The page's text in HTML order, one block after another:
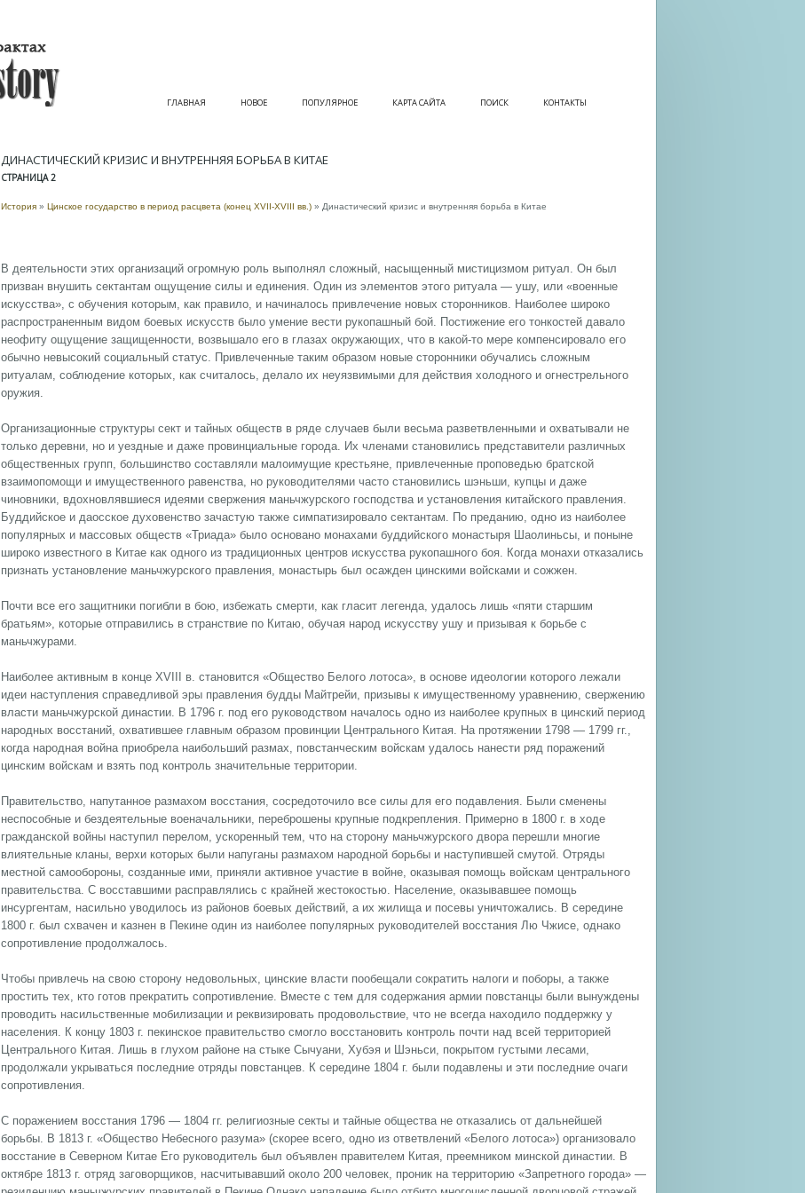
ГЛАВНАЯ НОВОЕ ПОПУЛЯРНОЕ КАРТА САЙТА ПОИСК КОНТАКТЫ
ДИНАСТИЧЕСКИЙ КРИЗИС И ВНУТРЕННЯЯ БОРЬБА В КИТАЕ
СТРАНИЦА 2
История » Цинское государство в период расцвета (конец XVII-XVIII вв.) » Династический кризис и внутренняя борьба в Китае
В деятельности этих организаций огромную роль выполнял сложный, насыщенный мистицизмом ритуал. Он был
призван внушить сектантам ощущение силы и единения. Один из элементов этого ритуала — ушу, или «военные
искусства», с обучения которым, как правило, и начиналось привлечение новых сторонников. Наиболее широко
распространенным видом боевых искусств было умение вести рукопашный бой. Постижение его тонкостей давало
неофиту ощущение защищенности, возвышало его в глазах окружающих, что в какой-то мере компенсировало его
обычно невысокий социальный статус. Привлеченные таким образом новые сторонники обучались сложным
ритуалам, соблюдение которых, как считалось, делало их неуязвимыми для действия холодного и огнестрельного
оружия.
Организационные структуры сект и тайных обществ в ряде случаев были весьма разветвленными и охватывали не
только деревни, но и уездные и даже провинциальные города. Их членами становились представители различных
общественных групп, большинство составляли малоимущие крестьяне, привлеченные проповедью братской
взаимопомощи и имущественного равенства, но руководителями часто становились шэньши, купцы и даже
чиновники, вдохновлявшиеся идеями свержения маньчжурского господства и установления китайского правления.
Буддийское и даосское духовенство зачастую также симпатизировало сектантам. По преданию, одно из наиболее
популярных и массовых обществ «Триада» было основано монахами буддийского монастыря Шаолиньсы, и поныне
широко известного в Китае как одного из традиционных центров искусства рукопашного боя. Когда монахи отказались
признать установление маньчжурского правления, монастырь был осажден цинскими войсками и сожжен.
Почти все его защитники погибли в бою, избежать смерти, как гласит легенда, удалось лишь «пяти старшим
братьям», которые отправились в странствие по Китаю, обучая народ искусству ушу и призывая к борьбе с
маньчжурами.
Наиболее активным в конце XVIII в. становится «Общество Белого лотоса», в основе идеологии которого лежали
идеи наступления справедливой эры правления будды Майтрейи, призывы к имущественному уравнению, свержению
власти маньчжурской династии. В 1796 г. под его руководством началось одно из наиболее крупных в цинский период
народных восстаний, охватившее главным образом провинции Центрального Китая. На протяжении 1798 — 1799 гг.,
когда народная война приобрела наибольший размах, повстанческим войскам удалось нанести ряд поражений
цинским войскам и взять под контроль значительные территории.
Правительство, напутанное размахом восстания, сосредоточило все силы для его подавления. Были сменены
неспособные и бездеятельные военачальники, переброшены крупные подкрепления. Примерно в 1800 г. в ходе
гражданской войны наступил перелом, ускоренный тем, что на сторону маньчжурского двора перешли многие
влиятельные кланы, верхи которых были напуганы размахом народной борьбы и наступившей смутой. Отряды
местной самообороны, созданные ими, приняли активное участие в войне, оказывая помощь войскам центрального
правительства. С восставшими расправлялись с крайней жестокостью. Население, оказывавшее помощь
инсургентам, насильно уводилось из районов боевых действий, а их жилища и посевы уничтожались. В середине
1800 г. был схвачен и казнен в Пекине один из наиболее популярных руководителей восстания Лю Чжисе, однако
сопротивление продолжалось.
Чтобы привлечь на свою сторону недовольных, цинские власти пообещали сократить налоги и поборы, а также
простить тех, кто готов прекратить сопротивление. Вместе с тем для содержания армии повстанцы были вынуждены
проводить насильственные мобилизации и реквизировать продовольствие, что не всегда находило поддержку у
населения. К концу 1803 г. пекинское правительство смогло восстановить контроль почти над всей территорией
Центрального Китая. Лишь в глухом районе на стыке Сычуани, Хубэя и Шэньси, покрытом густыми лесами,
продолжали укрываться последние отряды повстанцев. К середине 1804 г. были подавлены и эти последние очаги
сопротивления.
С поражением восстания 1796 — 1804 гг. религиозные секты и тайные общества не отказались от дальнейшей
борьбы. В 1813 г. «Общество Небесного разума» (скорее всего, одно из ответвлений «Белого лотоса») организовало
восстание в Северном Китае Его руководитель был объявлен правителем Китая, преемником минской династии. В
октябре 1813 г. отряд заговорщиков, насчитывавший около 200 человек, проник на территорию «Запретного города» —